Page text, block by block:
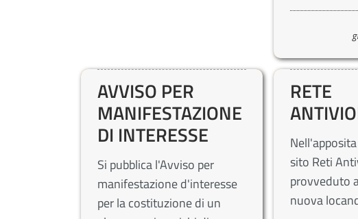
AVVISO PER
MANIFESTAZIONE
DI INTERESSE
Si pubblica l'Avviso per
manifestazione d'interesse
per la costituzione di un
RETE
sito Reti
provveduto
nuova